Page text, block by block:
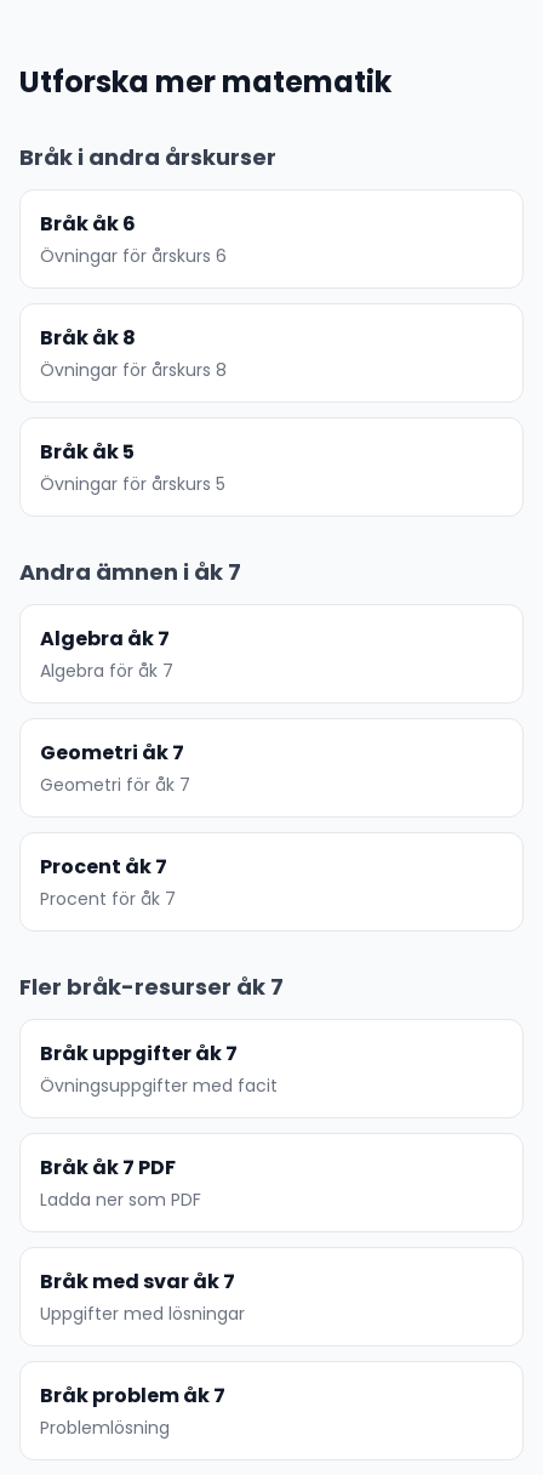
Utforska mer matematik
Bråk i andra årskurser
Bråk åk 6
Övningar för årskurs 6
Bråk åk 8
Övningar för årskurs 8
Bråk åk 5
Övningar för årskurs 5
Andra ämnen i åk 7
Algebra åk 7
Algebra för åk 7
Geometri åk 7
Geometri för åk 7
Procent åk 7
Procent för åk 7
Fler bråk-resurser åk 7
Bråk uppgifter åk 7
Övningsuppgifter med facit
Bråk åk 7 PDF
Ladda ner som PDF
Bråk med svar åk 7
Uppgifter med lösningar
Bråk problem åk 7
Problemlösning